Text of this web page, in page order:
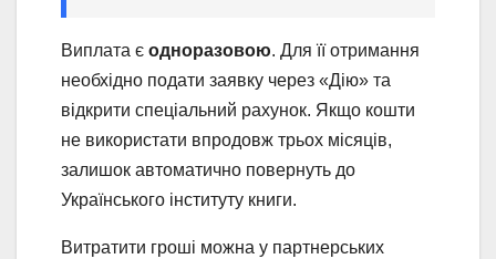
Виплата є одноразовою. Для її отримання
необхідно подати заявку через «Дію» та
відкрити спеціальний рахунок. Якщо кошти
не використати впродовж трьох місяців,
залишок автоматично повернуть до
Українського інституту книги.
Витратити гроші можна у партнерських